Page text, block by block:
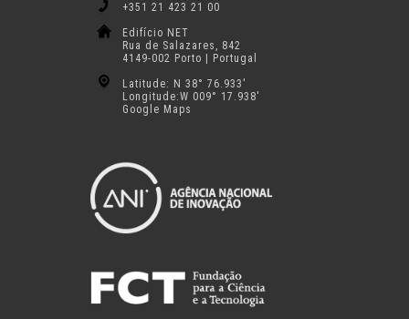
+351 21 423 21 00
Edifício NET
Rua de Salazares, 842
4149-002 Porto | Portugal
Latitude: N 38° 76.933′
Longitude:W 009° 17.938′
Google Maps